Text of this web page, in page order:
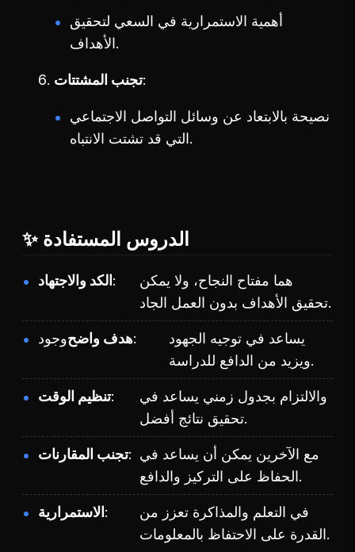
أهمية الاستمرارية في السعي لتحقيق
الأهداف.
تجنب المشتتات
نصيحة بالابتعاد عن وسائل التواصل الاجتماعي
التي قد تشتت الانتباه.
✨ الدروس المستفادة
الكد والاجتهاد
هما مفتاح النجاح، ولا يمكن
تحقيق الأهداف بدون العمل الجاد.
وجودهدف واضح
يساعد في توجيه الجهود
ويزيد من الدافع للدراسة.
تنظيم الوقت
والالتزام بجدول زمني يساعد في
تحقيق نتائج أفضل.
تجنب المقارنات
مع الآخرين يمكن أن يساعد في
الحفاظ على التركيز والدافع.
الاستمرارية
في التعلم والمذاكرة تعزز من
القدرة على الاحتفاظ بالمعلومات.